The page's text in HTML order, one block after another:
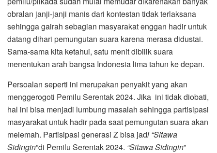
obralan janji-janji manis dari kontestan tidak terlaksana
sehingga gairah sebagian masyarakat enggan hadir untuk
datang dihari pemungutan suara karena merasa didustai.
Sama-sama kita ketahui, satu menit dibilik suara
menentukan arah bangsa Indonesia lima tahun ke depan.
Persoalan seperti ini merupakan penyakit yang akan
menggerogoti Pemilu Serentak 2024. Jika ini tidak diobati,
hal ini bisa menjadi lumbung masalah sehingga partisipasi
masyarakat untuk hadir pada saat pemungutan suara akan
melemah. Partisipasi generasi Z bisa jadi “Sitawa
Sidingin”di Pemilu Serentak 2024. “Sitawa Sidingin”